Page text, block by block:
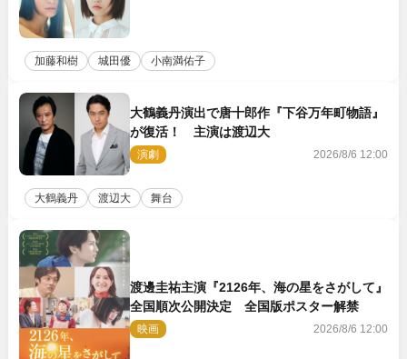
加藤和樹 城田優 小南満佑子
大鶴義丹演出で唐十郎作『下谷万年町物語』
が復活！ 主演は渡辺大
演劇 2026/8/6 12:00
大鶴義丹 渡辺大 舞台
渡邊圭祐主演『2126年、海の星をさがして』
全国順次公開決定 全国版ポスター解禁
映画 2026/8/6 12:00